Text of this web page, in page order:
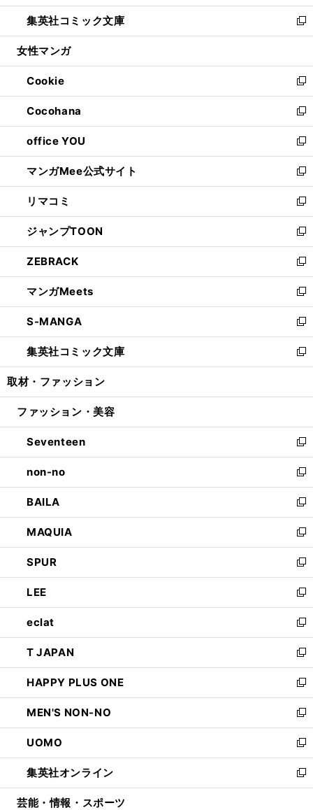
開
く
ウ
で
開
ン
ド
ウ
開
く
ウ
ィ
ン
ウ
で
開
く
し
い
ウ
ン
ド
ウ
で
開
く
集英社コミック文庫
新
し
ウ
ィ
ン
ド
ウ
で
開
く
女性マンガ
Cookie
新
し
い
ウ
ィ
ン
ド
ウ
で
開
く
Cocohana
新
し
い
ウ
ィ
ン
ド
ウ
で
開
く
office YOU
新
し
い
ウ
ィ
ン
ド
ウ
で
開
く
マンガMee公式サイト
新
し
い
ウ
ィ
ン
ド
ウ
で
開
く
リマコミ
新
し
い
ウ
ィ
ン
ド
ウ
で
開
く
ジャンプTOON
新
し
い
ウ
ィ
ン
ド
ウ
で
開
ZEBRACK
新
し
い
ウ
ィ
ン
ド
ウ
開
マンガMeets
新
し
い
ウ
ィ
ン
ウ
開
く
S-MANGA
新
し
い
ウ
ン
ウ
で
開
く
集英社コミック文庫
新
し
ウ
ン
ド
ウ
で
開
く
取材・ファッション
ファッション・美容
Seventeen
新
し
い
ウ
ィ
ン
ド
ウ
で
開
く
non-no
新
し
い
ウ
ィ
ン
ド
ウ
で
開
く
BAILA
新
し
い
ウ
ィ
ン
ド
ウ
で
開
く
MAQUIA
新
し
い
ウ
ィ
ン
ド
ウ
で
開
く
SPUR
新
し
い
ウ
ィ
ン
ド
ウ
で
開
く
LEE
新
し
い
ウ
ィ
ン
ド
ウ
で
開
く
eclat
新
し
い
ウ
ィ
ン
ド
ウ
で
開
く
T JAPAN
新
し
い
ウ
ィ
ン
ド
ウ
で
開
HAPPY PLUS ONE
新
し
い
ウ
ィ
ン
ド
ウ
MEN'S NON-NO
新
し
い
ウ
ィ
ン
UOMO
新
し
い
ウ
集英社オンライン
新
し
芸能・情報・スポーツ